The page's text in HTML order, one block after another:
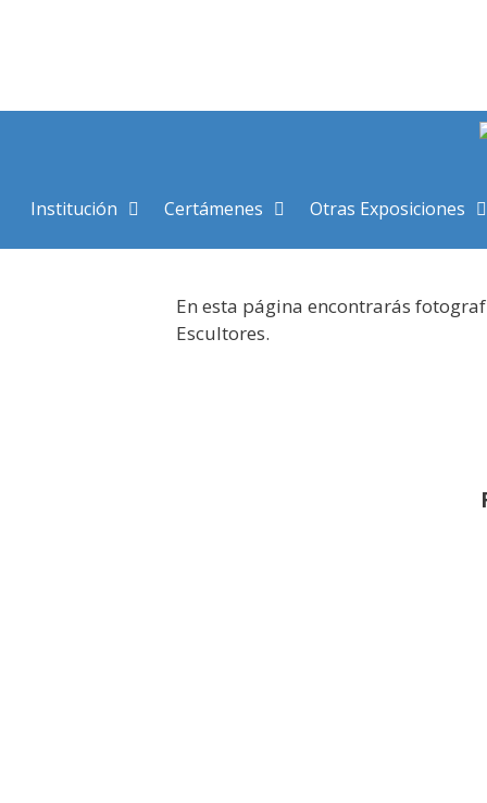
Institución Certámenes Otras Exposiciones
En esta página encontrarás
Escultores.